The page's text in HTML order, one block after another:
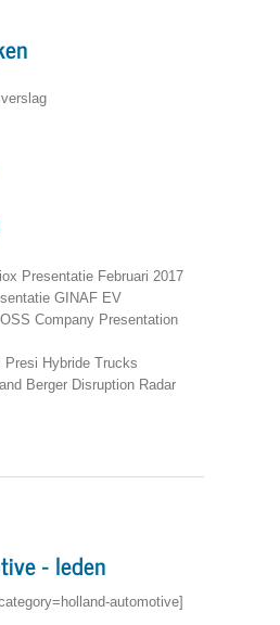
Presentatie Februari 2017
GINAF EV
Company Presentation
Presi Hybride Trucks
Berger Disruption Radar
- leden
automotive]